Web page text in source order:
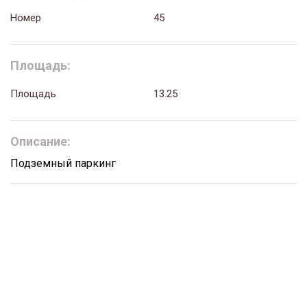
Номер 45
Площадь:
Площадь 13.25
Описание:
Подземный паркинг